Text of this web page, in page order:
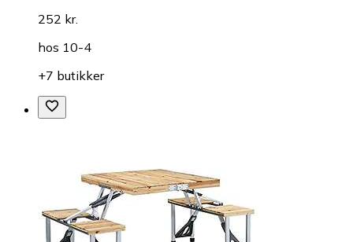
252 kr.
hos 10-4
+7 butikker